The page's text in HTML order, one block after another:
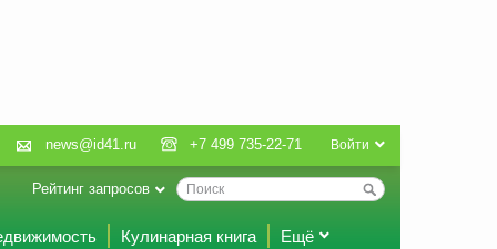
Войти
news@id41.ru +7 499 735-22-71
Рейтинг запросов
Кулинарная книга Ещё